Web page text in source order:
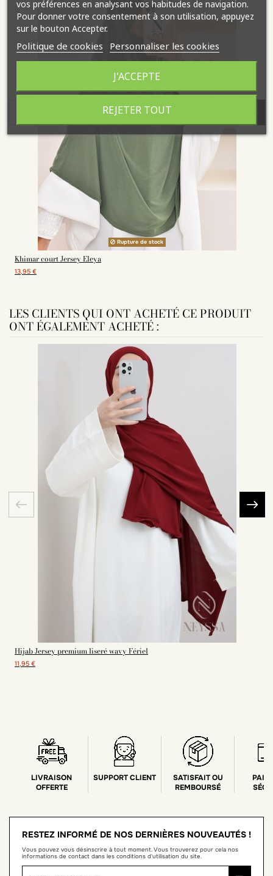
Rupture de stock
Khimar court Jersey Eleya
13,95 €
LES CLIENTS QUI ONT ACHETÉ CE PRODUIT
ONT ÉGALEMENT ACHETÉ :
Hijab Jersey premium liseré wavy Fériel
11,95 €
LIVRAISON
OFFERTE
SUPPORT CLIENT
SATISFAIT OU
REMBOURSÉ
RESTEZ INFORMÉ DE NOS DERNIÈRES NOUVEAUTÉS !
Vous pouvez vous désinscrire à tout moment. Vous trouverez pour cela nos
informations de contact dans les conditions d'utilisation du site.
vos préférences en analysant vos habitudes de navigation.
Pour donner votre consentement à son utilisation, appuyez
sur le bouton Accepter.
Politique de cookies Personnaliser les cookies
REJETER TOUT
J'ACCEPTE